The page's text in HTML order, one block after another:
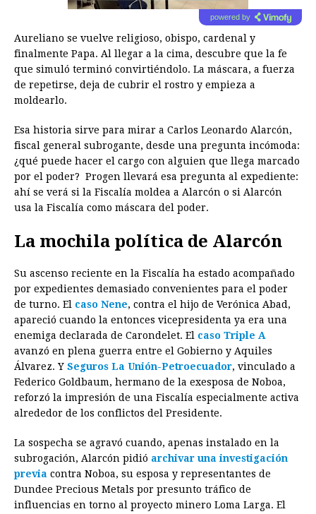
powered by
Aureliano se vuelve religioso, obispo, cardenal y
finalmente Papa. Al llegar a la cima, descubre que la fe
que simuló terminó convirtiéndolo. La máscara, a fuerza
de repetirse, deja de cubrir el rostro y empieza a
moldearlo.
Esa historia sirve para mirar a Carlos Leonardo Alarcón,
fiscal general subrogante, desde una pregunta incómoda:
¿qué puede hacer el cargo con alguien que llega marcado
por el poder? Progen llevará esa pregunta al expediente:
ahí se verá si la Fiscalía moldea a Alarcón o si Alarcón
usa la Fiscalía como máscara del poder.
La mochila política de Alarcón
Su ascenso reciente en la Fiscalía ha estado acompañado
por expedientes demasiado convenientes para el poder
de turno. El caso Nene, contra el hijo de Verónica Abad,
apareció cuando la entonces vicepresidenta ya era una
enemiga declarada de Carondelet. El caso Triple A
avanzó en plena guerra entre el Gobierno y Aquiles
Álvarez. Y Seguros La Unión-Petroecuador, vinculado a
Federico Goldbaum, hermano de la exesposa de Noboa,
reforzó la impresión de una Fiscalía especialmente activa
alrededor de los conflictos del Presidente.
La sospecha se agravó cuando, apenas instalado en la
subrogación, Alarcón pidió archivar una investigación
previa contra Noboa, su esposa y representantes de
Dundee Precious Metals por presunto tráfico de
influencias en torno al proyecto minero Loma Larga. El